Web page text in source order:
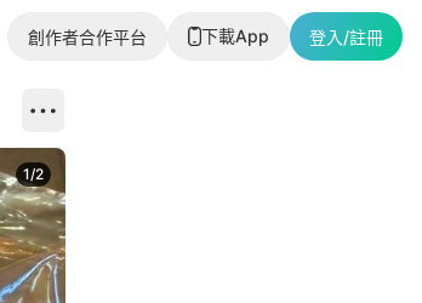
創作者合作平台 下載App 登入/註冊
1/2